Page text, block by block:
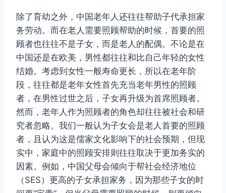
除了育幼之外，中国老年人还往往帮助子代承担家
务劳动。而在老人需要照顾帮助的时候，首要的照
顾者也往往不是子女，而是老人的配偶。不论是在
中国还是在欧美，男性都往往和比自己年轻的女性
结婚。考虑到女性一般寿命更长，所以在老年阶
段，往往都是老年女性首先充当老年男性的照顾
者，在男性过世之后，子女再升级为首席照顾者。
然而，老年人作为照顾者的角色却往往被社会和研
究者忽略。我们一般认为子女会是老人首要的照顾
者，且认为这是儒家文化影响下的社会预期，但现
实中，家庭中的照顾安排则往往取决于更加务实的
因素。例如，中国父母会倾向于帮社会经济地位
（SES）更高的子女承担家务，因为那些子女的时